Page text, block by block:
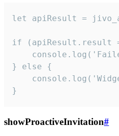
let apiResult =
if
} else {
}
showProactiveInvitation#